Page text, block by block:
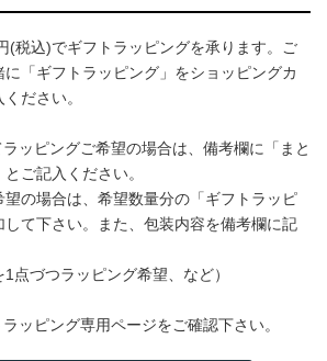
(税込)でギフトラッピングを承ります。ご
「ギフトラッピング」をショッピングカ
ださい。
ッピングご希望の場合は、備考欄に「まと
ご記入ください。
の場合は、希望数量分の「ギフトラッピ
して下さい。また、包装内容を備考欄に記
1点づつラッピング希望、など）
ッピング専用ページをご確認下さい。